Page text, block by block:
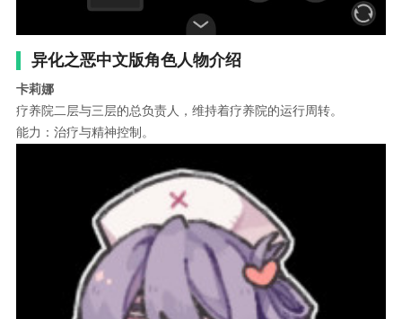
异化之恶中文版角色人物介绍
卡莉娜
疗养院二层与三层的总负责人，维持着疗养院的运行周转。
能力：治疗与精神控制。